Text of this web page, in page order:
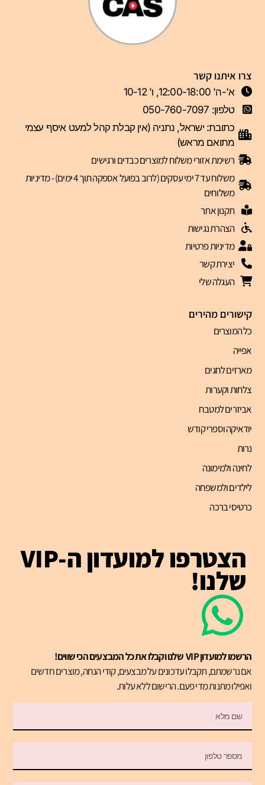
קישורים מהירים
כל המוצרים
אפייה
מארזים לחגים
צלחות וקערות
אביזרים למטבח
יודאיקה וספרי קודש
נרות
לחינה ולמימונה
לילדים ולמשפחה
כרטיסי ברכה
צרו איתנו קשר
א'-ה' 12:00-18:00, ו' 10-12
טלפון: 050-760-7097
כתובת: ישראל, נתניה (אין קבלת קהל למעט איסף עצמי
מתואם מראש)
רשימת אזורי משלוח למוצרים כבדים ורגישים
משלוח עד 7 ימי עסקים (לרוב בפועל אספקה תוך 4 ימים) - מדיניות
משלוחים
תקנון אתר
הצהרת נגישות
מדיניות פרטיות
יצירת קשר
העגלה שלי
הצטרפו למועדון ה-VIP
שלנו!
הרשמו למועדון VIP שלנו וקבלו את כל המבצעים הכי שווים!
אם נרשמתם, תקבלו עדכונים על מבצעים, קודי הנחה, מוצרים חדשים
ואפילו מתנות מדי פעם. הרישום ללא עלות.